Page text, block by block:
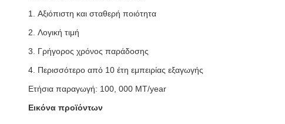
1. Αξιόπιστη και σταθερή ποιότητα
2. Λογική τιμή
3. Γρήγορος χρόνος παράδοσης
4. Περισσότερο από 10 έτη εμπειρίας εξαγωγής
Ετήσια παραγωγή: 100, 000 MT/year
Εικόνα προϊόντων